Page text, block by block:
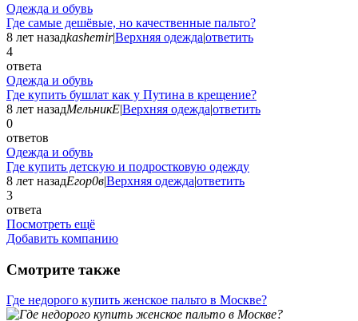
Одежда и обувь
Где самые дешёвые, но качественные пальто?
8 лет назадkashemir|Верхняя одежда|ответить
4
ответа
Одежда и обувь
Где купить бушлат как у Путина в крещение?
8 лет назадМельникЕ|Верхняя одежда|ответить
0
ответов
Одежда и обувь
Где купить детскую и подростковую одежду
8 лет назадЕгор0в|Верхняя одежда|ответить
3
ответа
Посмотреть ещё
Добавить компанию
Смотрите также
Где недорого купить женское пальто в Москве?